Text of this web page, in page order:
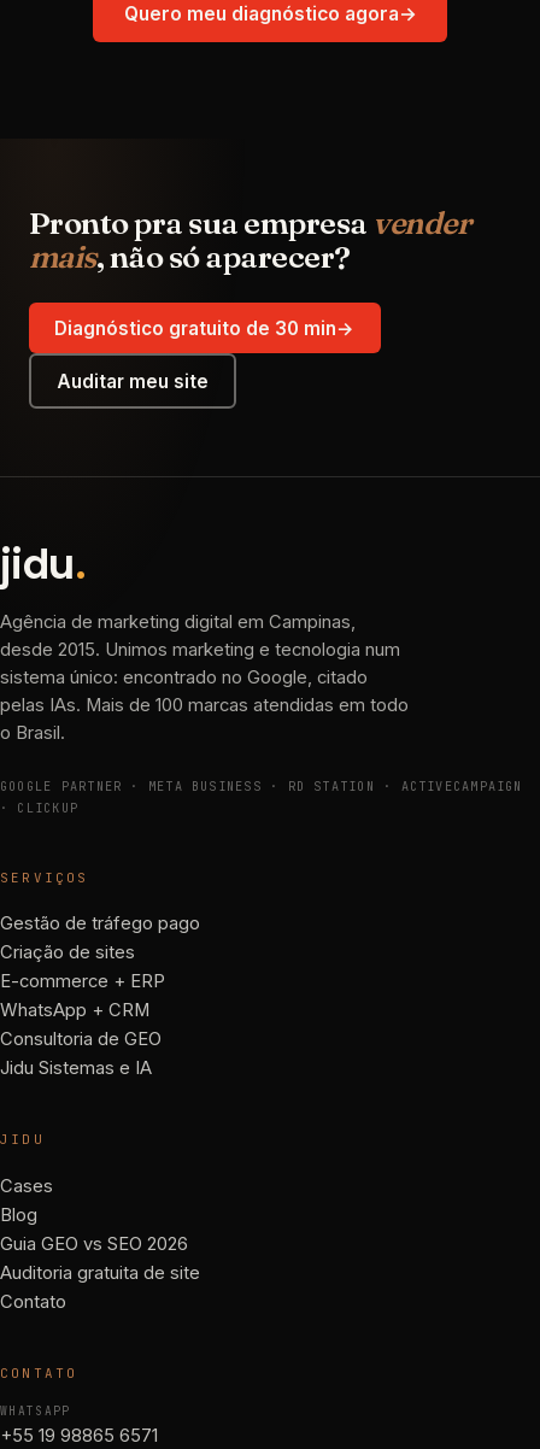
Quero meu diagnóstico agora→
Pronto pra sua empresa vender
mais, não só aparecer?
Diagnóstico gratuito de 30 min→
Auditar meu site
jidu.
Agência de marketing digital em Campinas,
desde 2015. Unimos marketing e tecnologia num
sistema único: encontrado no Google, citado
pelas IAs. Mais de 100 marcas atendidas em todo
o Brasil.
GOOGLE PARTNER · META BUSINESS · RD STATION · ACTIVECAMPAIGN
· CLICKUP
SERVIÇOS
Gestão de tráfego pago
Criação de sites
E-commerce + ERP
WhatsApp + CRM
Consultoria de GEO
Jidu Sistemas e IA
JIDU
Cases
Blog
Guia GEO vs SEO 2026
Auditoria gratuita de site
Contato
CONTATO
WHATSAPP
+55 19 98865 6571